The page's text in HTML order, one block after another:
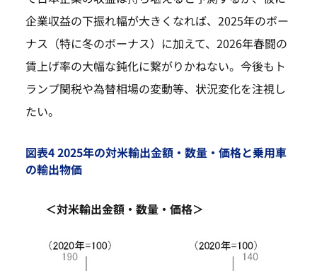
企業収益の下振れ幅が大きくなれば、2025年のボー
ナス（特に冬のボーナス）に加えて、2026年春闘の
賃上げ率の大幅な鈍化に繋がりかねない。今後もト
ランプ関税や為替相場の変動等、状況変化を注視し
たい。
図表4 2025年の対米輸出金額・数量・価格と乗用車
の輸出物価
＜対米輸出金額・数量・価格＞